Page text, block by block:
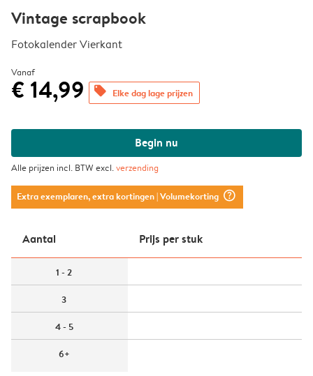
Vintage scrapbook
Fotokalender Vierkant
Vanaf
€ 14,99 offers Elke dag lage prijzen
Begin nu
Alle prijzen incl. BTW excl.verzending
Extra exemplaren, extra kortingen| Volumekorting question_mark_circle
Aantal Prijs per stuk
1 - 2
3
4 - 5
6+